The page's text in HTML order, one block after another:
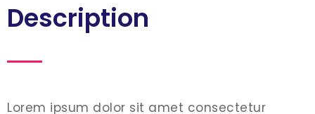
Description
Lorem ipsum dolor sit amet consectetur